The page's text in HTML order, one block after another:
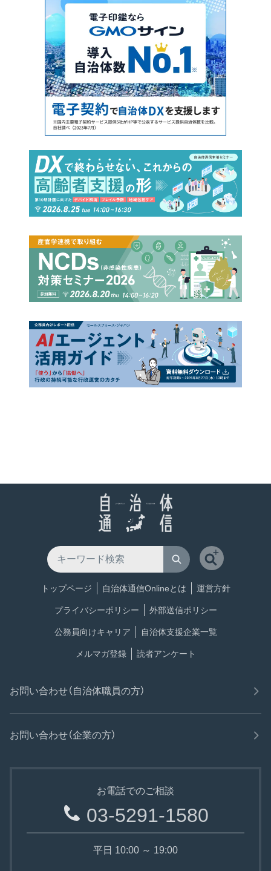
トップページ 自治体通信Onlineとは 運営方針
プライバシーポリシー 外部送信ポリシー
公務員向けキャリア 自治体支援企業一覧
メルマガ登録 読者アンケート
お問い合わせ（自治体職員の方）
お問い合わせ（企業の方）
お電話でのご相談
03-5291-1580
平日 10:00 ～ 19:00